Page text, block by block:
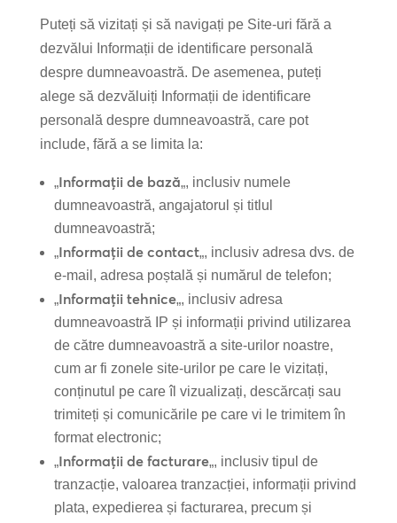
Puteți să vizitați și să navigați pe Site-uri fără a
dezvălui Informații de identificare personală
despre dumneavoastră. De asemenea, puteți
alege să dezvăluiți Informații de identificare
personală despre dumneavoastră, care pot
include, fără a se limita la:
„Informații de bază„, inclusiv numele
dumneavoastră, angajatorul și titlul
dumneavoastră;
„Informații de contact„, inclusiv adresa dvs. de
e-mail, adresa poștală și numărul de telefon;
„Informații tehnice„, inclusiv adresa
dumneavoastră IP și informații privind utilizarea
de către dumneavoastră a site-urilor noastre,
cum ar fi zonele site-urilor pe care le vizitați,
conținutul pe care îl vizualizați, descărcați sau
trimiteți și comunicările pe care vi le trimitem în
format electronic;
„Informații de facturare„, inclusiv tipul de
tranzacție, valoarea tranzacției, informații privind
plata, expedierea și facturarea, precum și